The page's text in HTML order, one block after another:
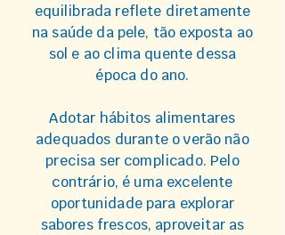
equilibrada reflete diretamente
na saúde da pele, tão exposta ao
sol e ao clima quente dessa
época do ano.
Adotar hábitos alimentares
adequados durante o verão não
precisa ser complicado. Pelo
contrário, é uma excelente
oportunidade para explorar
sabores frescos, aproveitar as